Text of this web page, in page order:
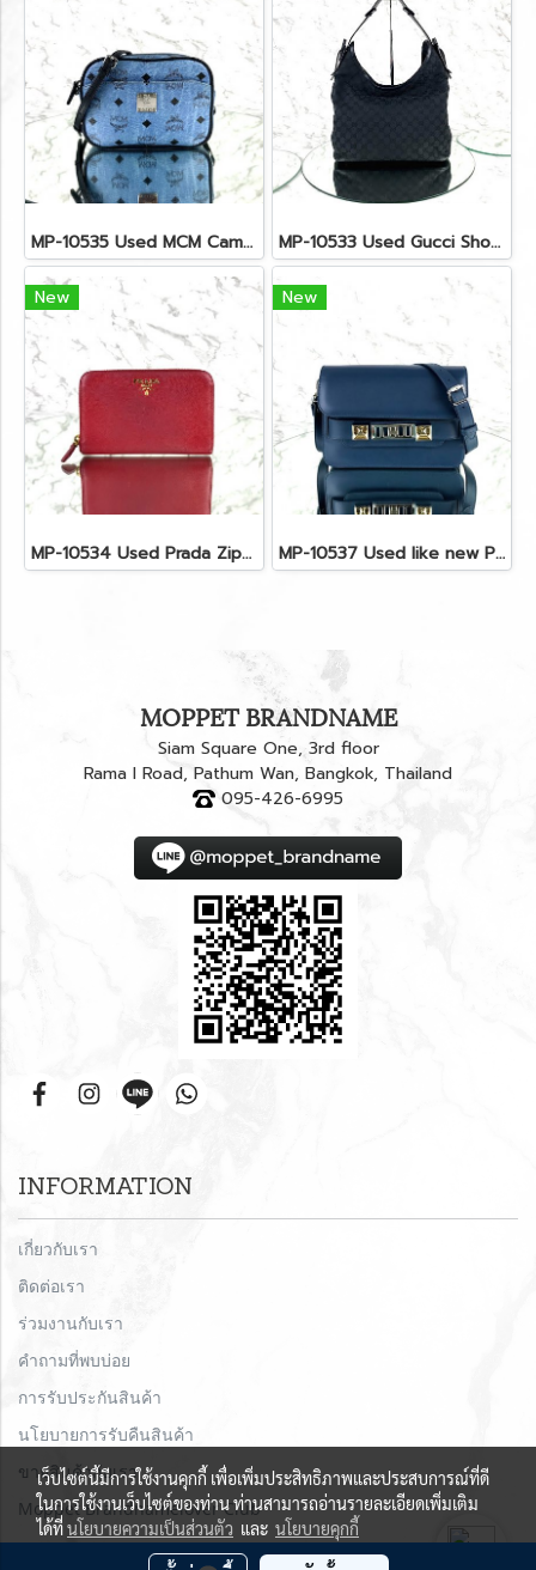
MP-10535 Used MCM Camera Bag In Blue Visetos SHW MP-10533 Used Gucci Shoulder Bag GG Black Canvas Shw
New
MP-10534 Used Prada Zippy Medium Wallet In Fuoco Saffiano GHW
New
MP-10537 Used like new Proenza PS11 Mini
MOPPET BRANDNAME
Siam Square One, 3rd floor
Rama I Road, Pathum Wan, Bangkok, Thailand
095-426-6995
INFORMATION
เกี่ยวกับเรา
ติดต่อเรา
ร่วมงานกับเรา
คำถามที่พบบ่อย
การรับประกันสินค้า
นโยบายการรับคืนสินค้า
ขายสินค้ากับเรา
Moppet Brandnamelover Club
เว็บไซต์นี้มีการใช้งานคุกกี้ เพื่อเพิ่มประสิทธิภาพและประสบการณ์ที่ดี
ในการใช้งานเว็บไซต์ของท่าน ท่านสามารถอ่านรายละเอียดเพิ่มเติม
ได้ที่นโยบายความเป็นส่วนตัว และ นโยบายคุกกี้